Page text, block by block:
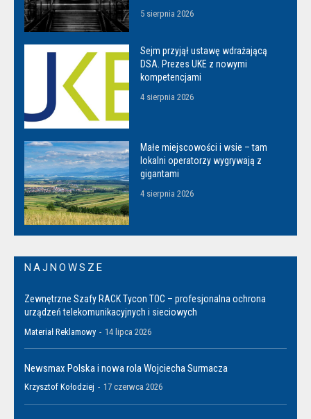
5 sierpnia 2026
Sejm przyjął ustawę wdrażającą
DSA. Prezes UKE z nowymi
kompetencjami
4 sierpnia 2026
Małe miejscowości i wsie – tam
lokalni operatorzy wygrywają z
gigantami
4 sierpnia 2026
NAJNOWSZE
Zewnętrzne Szafy RACK Tycon TOC – profesjonalna ochrona
urządzeń telekomunikacyjnych i sieciowych
Materiał Reklamowy - 14 lipca 2026
Newsmax Polska i nowa rola Wojciecha Surmacza
Krzysztof Kołodziej - 17 czerwca 2026